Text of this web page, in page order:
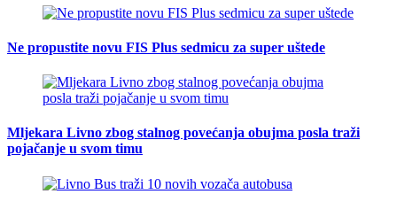
Ne propustite novu FIS Plus sedmicu za super uštede
Mljekara Livno zbog stalnog povećanja obujma posla traži
pojačanje u svom timu